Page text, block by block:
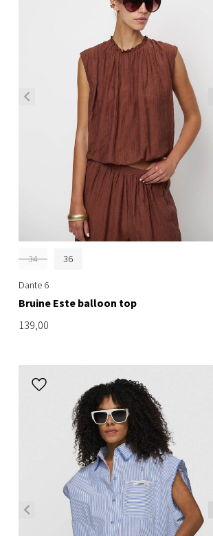
34 36
Dante 6
Bruine Este balloon top
139,00